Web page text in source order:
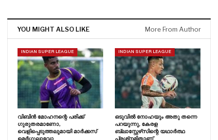
YOU MIGHT ALSO LIKE More From Author
INDIAN SUPER LEAGUE
വിബിൻ മോഹനന്റെ പരിക്ക്
ഗുരുതരമാണോ,
വെളിപ്പെടുത്തലുമായി മാർക്കസ്
മെർഗുലാവോ
INDIAN SUPER LEAGUE
ഒടുവിൽ നോഹയും അതു തന്നെ
പറയുന്നു, കേരള
ബ്ലാസ്റ്റേഴ്‌സിന്റെ യഥാർത്ഥ
പ്രശ്‌നമിതാണ്